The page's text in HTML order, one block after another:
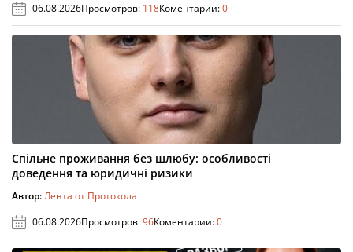
06.08.2026Просмотров: 118Коментарии:0
Спільне проживання без шлюбу: особливості
доведення та юридичні ризики
Автор:Лента от Протокола
06.08.2026Просмотров:96Коментарии:0